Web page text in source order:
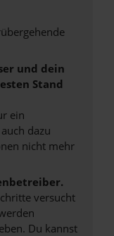
und dein
Stand
ein
dazu
nicht mehr
versucht
Du kannst